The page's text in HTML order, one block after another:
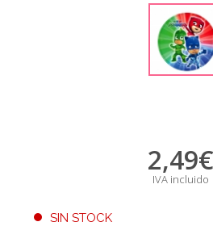
2,49€
IVA incluido
SIN STOCK